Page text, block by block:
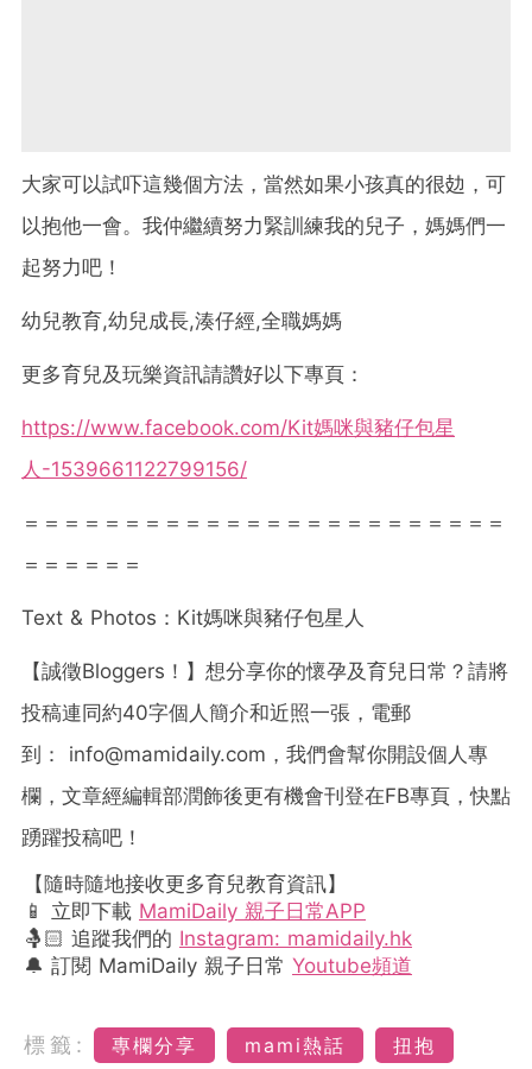
大家可以試吓這幾個方法，當然如果小孩真的很攰，可
以抱他一會。我仲繼續努力緊訓練我的兒子，媽媽們一
起努力吧！
幼兒教育,幼兒成長,湊仔經,全職媽媽
更多育兒及玩樂資訊請讚好以下專頁：
https://www.facebook.com/Kit媽咪與豬仔包星
人-1539661122799156/
＝＝＝＝＝＝＝＝＝＝＝＝＝＝＝＝＝＝＝＝＝＝＝＝
＝＝＝＝＝＝
Text & Photos：Kit媽咪與豬仔包星人
【誠徵Bloggers！】想分享你的懷孕及育兒日常？請將
投稿連同約40字個人簡介和近照一張，電郵
到： info@mamidaily.com ，我們會幫你開設個人專
欄，文章經編輯部潤飾後更有機會刊登在FB專頁，快點
踴躍投稿吧！
【隨時隨地接收更多育兒教育資訊】
📱 立即下載 MamiDaily 親子日常APP
🤱🏻 追蹤我們的 Instagram: mamidaily.hk
🔔 訂閱 MamiDaily 親子日常 Youtube頻道
標籤: 專欄分享 mami熱話
扭抱